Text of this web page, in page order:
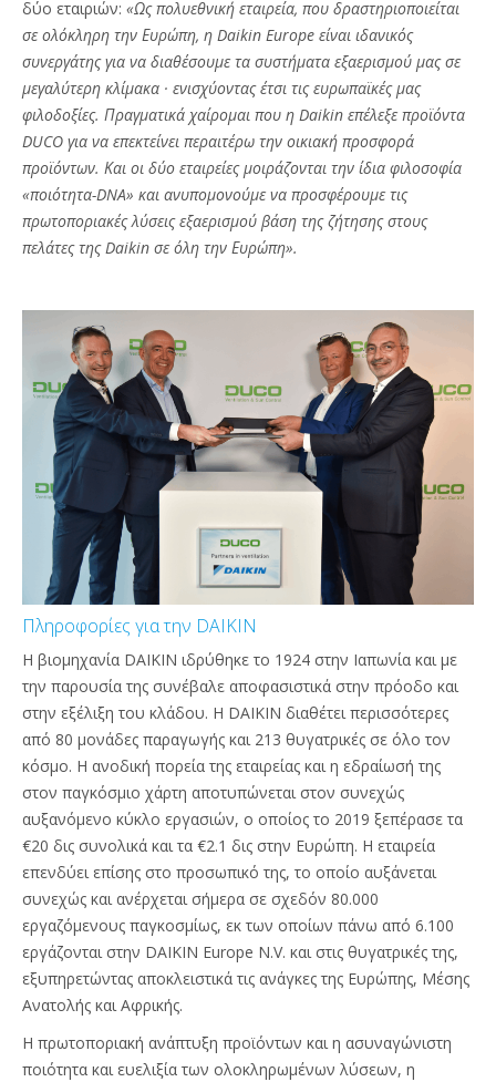
δύο εταιριών: «Ως πολυεθνική εταιρεία, που δραστηριοποιείται
σε ολόκληρη την Ευρώπη, η Daikin Europe είναι ιδανικός
συνεργάτης για να διαθέσουμε τα συστήματα εξαερισμού μας σε
μεγαλύτερη κλίμακα · ενισχύοντας έτσι τις ευρωπαϊκές μας
φιλοδοξίες. Πραγματικά χαίρομαι που η Daikin επέλεξε προϊόντα
DUCO για να επεκτείνει περαιτέρω την οικιακή προσφορά
προϊόντων. Και οι δύο εταιρείες μοιράζονται την ίδια φιλοσοφία
«ποιότητα-DNA» και ανυπομονούμε να προσφέρουμε τις
πρωτοποριακές λύσεις εξαερισμού βάση της ζήτησης στους
πελάτες της Daikin σε όλη την Ευρώπη».
Πληροφορίες για την DAIKIN
Η βιομηχανία DAIKIN ιδρύθηκε το 1924 στην Ιαπωνία και με
την παρουσία της συνέβαλε αποφασιστικά στην πρόοδο και
στην εξέλιξη του κλάδου. Η DAIKIN διαθέτει περισσότερες
από 80 μονάδες παραγωγής και 213 θυγατρικές σε όλο τον
κόσμο. Η ανοδική πορεία της εταιρείας και η εδραίωσή της
στον παγκόσμιο χάρτη αποτυπώνεται στον συνεχώς
αυξανόμενο κύκλο εργασιών, ο οποίος το 2019 ξεπέρασε τα
€20 δις συνολικά και τα €2.1 δις στην Ευρώπη. Η εταιρεία
επενδύει επίσης στο προσωπικό της, το οποίο αυξάνεται
συνεχώς και ανέρχεται σήμερα σε σχεδόν 80.000
εργαζόμενους παγκοσμίως, εκ των οποίων πάνω από 6.100
εργάζονται στην DAIKIN Europe N.V. και στις θυγατρικές της,
εξυπηρετώντας αποκλειστικά τις ανάγκες της Ευρώπης, Μέσης
Ανατολής και Αφρικής.
Η πρωτοποριακή ανάπτυξη προϊόντων και η ασυναγώνιστη
ποιότητα και ευελιξία των ολοκληρωμένων λύσεων, η